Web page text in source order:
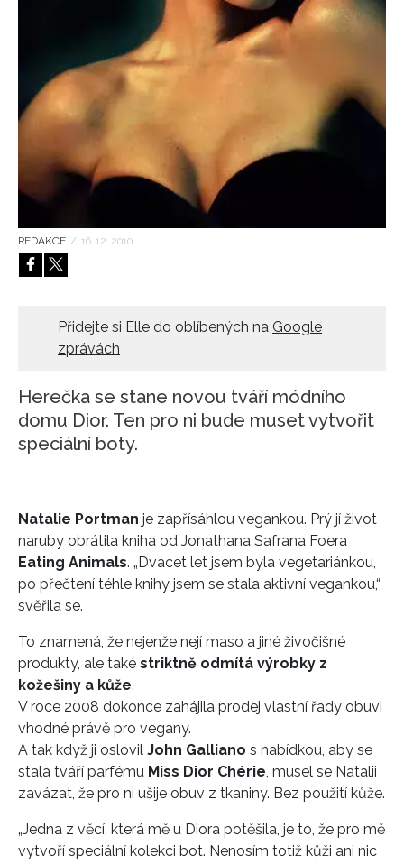
REDAKCE / 16. 12. 2010
Přidejte si Elle do oblíbených na Google
zprávách
Herečka se stane novou tváří módního
domu Dior. Ten pro ni bude muset vytvořit
speciální boty.
Natalie Portman je zapřísáhlou vegankou. Prý jí život
naruby obrátila kniha od Jonathana Safrana Foera
Eating Animals. „Dvacet let jsem byla vegetariánkou,
po přečtení téhle knihy jsem se stala aktivní vegankou,“
svěřila se.
To znamená, že nejenže nejí maso a jiné živočišné
produkty, ale také striktně odmítá výrobky z
kožešiny a kůže.
V roce 2008 dokonce zahájila prodej vlastní řady obuvi
vhodné právě pro vegany.
A tak když ji oslovil John Galliano s nabídkou, aby se
stala tváří parfému Miss Dior Chérie , musel se Natalii
zavázat, že pro ni ušije obuv z tkaniny. Bez použití kůže.
„Jedna z věcí, která mě u Diora potěšila, je to, že pro mě
vytvoří speciální kolekci bot. Nenosím totiž kůži ani nic